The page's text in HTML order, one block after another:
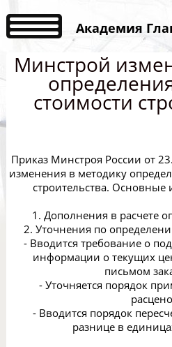
Академия
Минстрой
стоимости
Приказ Минстроя России от
изменения в методику
строительства. Основные
1. Дополнения в расчете
2. Уточнения по
- Вводится требование о
информации о текущих
письмом
- Уточняется порядок
- Вводится порядок
разнице в